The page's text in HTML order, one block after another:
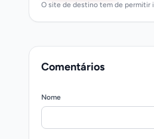
O site de destino tem de permitir
Comentários
Nome